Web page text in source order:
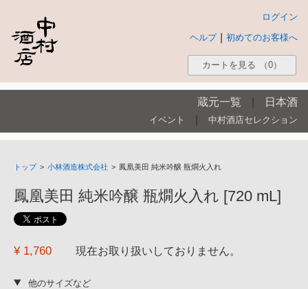
ログイン
初めてのお客様へ
ヘルプ
カートを見る （0）
蔵元一覧 日本酒
イベント 中村酒店セレクション
トップ > 小林酒造株式会社 > 鳳凰美田 純米吟醸 瓶燗火入れ
鳳凰美田 純米吟醸 瓶燗火入れ [720 mL]
¥ 1,760 現在お取り扱いしておりません。
他のサイズなど